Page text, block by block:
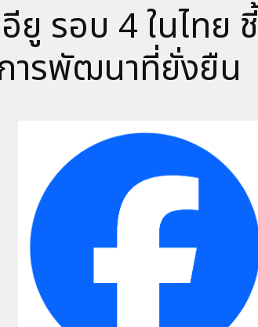
ยู รอบ 4 ในไทย ชี้
การพัฒนาที่ยั่งยืน